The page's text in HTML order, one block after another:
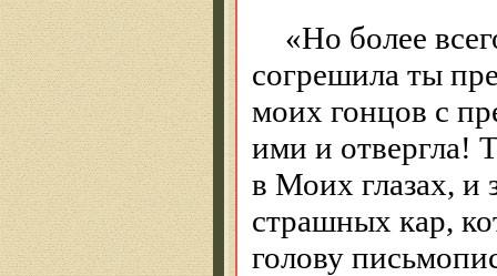
«Но более
согрешила ты
моих гонцов с
ими и отвергла!
в Моих глазах, и
страшных кар,
голову